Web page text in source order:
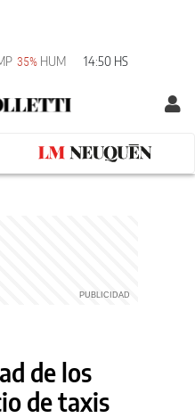
35% HUM 14:50 HS
de los
de taxis